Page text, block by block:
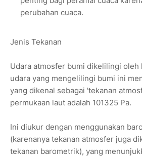
perubahan cuaca.
Jenis Tekanan
Udara atmosfer bumi dikelilingi oleh
udara yang mengelilingi bumi ini
yang dikenal sebagai 'tekanan
permukaan laut adalah 101325 Pa.
Ini diukur dengan menggunakan
(karenanya tekanan atmosfer juga
tekanan barometrik), yang